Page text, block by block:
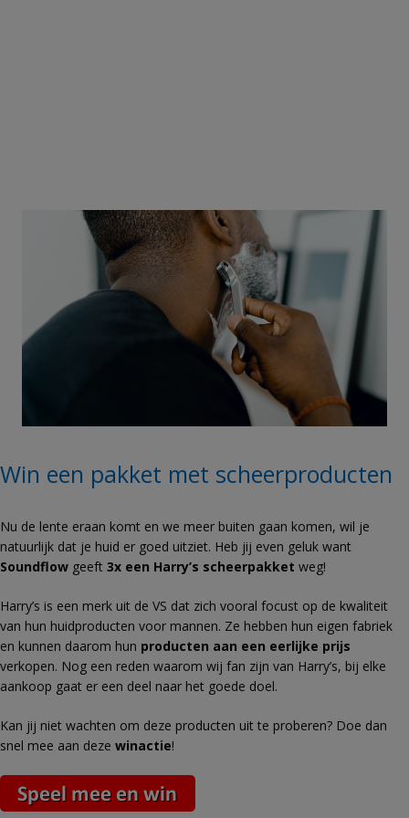
Win een pakket met scheerproducten
Nu de lente eraan komt en we meer buiten gaan komen, wil je
natuurlijk dat je huid er goed uitziet. Heb jij even geluk want
Soundflow geeft 3x een Harry’s scheerpakket weg!
Harry’s is een merk uit de VS dat zich vooral focust op de kwaliteit
van hun huidproducten voor mannen. Ze hebben hun eigen fabriek
en kunnen daarom hun producten aan een eerlijke prijs
verkopen. Nog een reden waarom wij fan zijn van Harry’s, bij elke
aankoop gaat er een deel naar het goede doel.
Kan jij niet wachten om deze producten uit te proberen? Doe dan
snel mee aan deze winactie!